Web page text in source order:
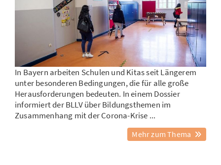
In Bayern arbeiten Schulen und Kitas seit Längerem
unter besonderen Bedingungen, die für alle große
Herausforderungen bedeuten. In einem Dossier
informiert der BLLV über Bildungsthemen im
Zusammenhang mit der Corona-Krise ...
Mehr zum Thema